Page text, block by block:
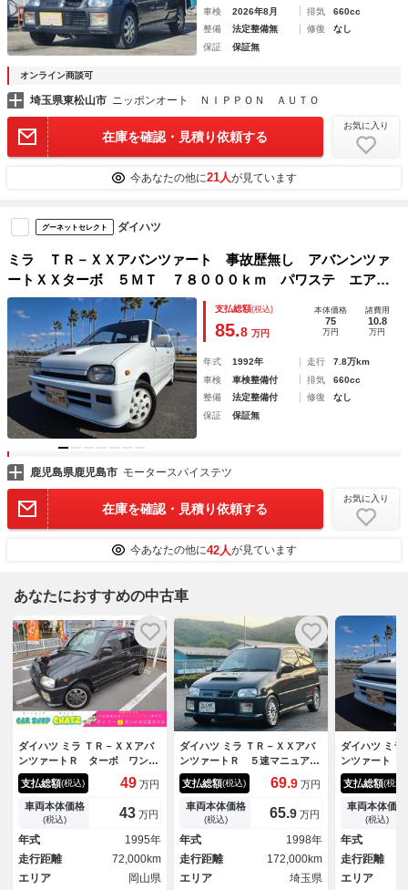
車検
2026年8月 排気
660cc
整備
法定整備無 修復
なし
保証
保証無
オンライン商談可
埼玉県東松山市 ニッポンオート ＮＩＰＰＯＮ ＡＵＴＯ
在庫を確認・見積り依頼する
お気に入り
今あなたの他に21人が見ています
グーネットセレクト ダイハツ
ミラ ＴＲ－ＸＸアバンツァート 事故歴無し アバンンツァ
ートＸＸターボ ５ＭＴ ７８０００ｋｍ パワステ エアコ
ン
支払総額(税込)
85.8 万円
本体価格
75
万円
諸費用
10.8
万円
年式 1992年 走行
7.8万km
車検
車検整備付 排気
660cc
整備
法定整備付 修復
なし
保証
保証無
鹿児島県鹿児島市 モータースパイステツ
在庫を確認・見積り依頼する
お気に入り
今あなたの他に42人が見ています
あなたにおすすめの中古車
ダイハツ ミラ ＴＲ－ＸＸアバ
ンツァートＲ ターボ ワンオ
ーナー スカッフプレート フ
ル装備 エアコン付き 純正１
３インチＡＷ フォグランプ
タイミングチェーン式 Ｕ
支払総額(税込) 49 万円
車両本体価格
(税込) 43 万円
年式
1995年
走行距離
72,000km
エリア
岡山県
ダイハツ ミラ ＴＲ－ＸＸアバ
ンツァートＲ ５速マニュア
ル 社外マフラー ハンドル
エアクリ １３インチＡＷ
支払総額(税込) 69.9 万円
車両本体価格
(税込) 65.9 万円
年式
1998年
走行距離
172,000km
エリア
埼玉県
ダイハツ ミラ
ンツァート
ンンツァート
Ｔ ７８００
テ エアコン
支払総額(税込)
車両本体価格
(税込)
年式
走行距離
エリア